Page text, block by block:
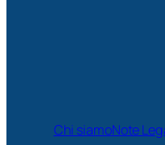
Chi siamoNote